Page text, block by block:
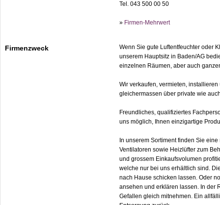
Tel. 043 500 00 50
» Firmen-Mehrwert
Firmenzweck
Wenn Sie gute Luftentfeuchter oder
unserem Hauptsitz in Baden/AG
einzelnen Räumen, aber auch
Wir verkaufen, vermieten,
gleichermassen über private wie
Freundliches, qualifiziertes
uns möglich, Ihnen einzigartige
In unserem Sortiment finden Sie
Ventilatoren sowie Heizlüfter zum
und grossem Einkaufsvolumen
welche nur bei uns erhältlich sind.
nach Hause schicken lassen. Oder
ansehen und erklären lassen. In der
Gefallen gleich mitnehmen. Ein